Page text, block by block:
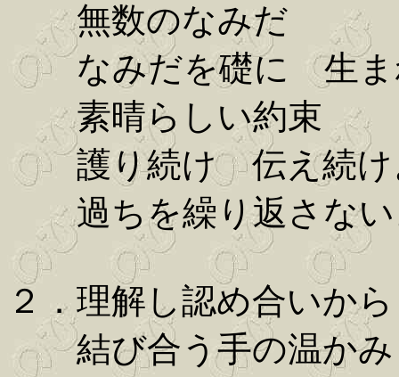
無数のなみだ
なみだを礎に 生ま
素晴らしい約束
護り続け 伝え続け
過ちを繰り返さない
２．理解し認め合いか
結び合う手の温かみ